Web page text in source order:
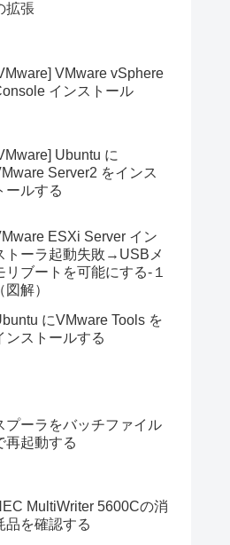
拡張
VMware vSphere
インストール
Ubuntu に
Server2 をインス
ールする
ESXi Server イン
トーラ起動失敗→USBメ
リブートを可能にする-１
（図解）
にVMware Tools を
ンストールする
プーラをバッチファイル
再起動する
MultiWriter 5600Cの消
品を確認する